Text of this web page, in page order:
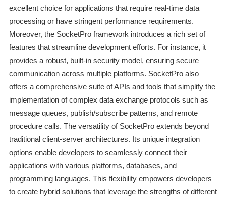
excellent choice for applications that require real-time data
processing or have stringent performance requirements.
Moreover, the SocketPro framework introduces a rich set of
features that streamline development efforts. For instance, it
provides a robust, built-in security model, ensuring secure
communication across multiple platforms. SocketPro also
offers a comprehensive suite of APIs and tools that simplify the
implementation of complex data exchange protocols such as
message queues, publish/subscribe patterns, and remote
procedure calls. The versatility of SocketPro extends beyond
traditional client-server architectures. Its unique integration
options enable developers to seamlessly connect their
applications with various platforms, databases, and
programming languages. This flexibility empowers developers
to create hybrid solutions that leverage the strengths of different